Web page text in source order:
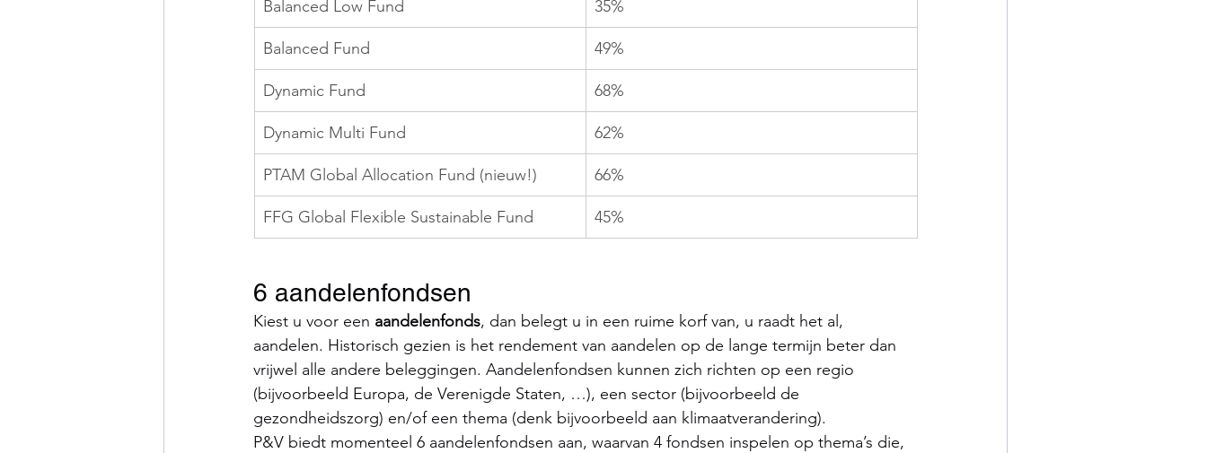
Balanced Low Fund 35%
Balanced Fund 49%
Dynamic Fund 68%
Dynamic Multi Fund 62%
PTAM Global Allocation Fund (nieuw!) 66%
FFG Global Flexible Sustainable Fund 45%
6 aandelenfondsen
Kiest u voor een aandelenfonds, dan belegt u in een ruime korf van, u raadt het al,
aandelen. Historisch gezien is het rendement van aandelen op de lange termijn beter dan
vrijwel alle andere beleggingen. Aandelenfondsen kunnen zich richten op een regio
(bijvoorbeeld Europa, de Verenigde Staten, …), een sector (bijvoorbeeld de
gezondheidszorg) en/of een thema (denk bijvoorbeeld aan klimaatverandering).
P&V biedt momenteel 6 aandelenfondsen aan, waarvan 4 fondsen inspelen op thema’s die,